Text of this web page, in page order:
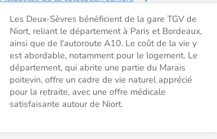
Les Deux-Sèvres bénéficient de la gare TGV de
Niort, reliant le département à Paris et Bordeaux,
ainsi que de l'autoroute A10. Le coût de la vie y
est abordable, notamment pour le logement. Le
département, qui abrite une partie du Marais
poitevin, offre un cadre de vie naturel apprécié
pour la retraite, avec une offre médicale
satisfaisante autour de Niort.